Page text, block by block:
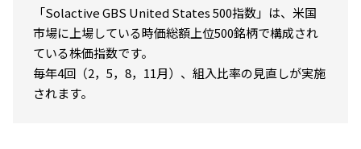
決算カレンダー
海外休日カレンダー
投資信託新商品のご案内
マーケットレポート
コラム
資産形成サービス
Nダイレクト
サステナビリティTOP
サステナビリティ経営
ニッセイアセットについて
ニッセイアセットについてTOP
「Solactive GBS United States 500指数」は、⽶国
市場に上場している時価総額上位500銘柄で構成され
ている株価指数です。
毎年4回（2，5，8，11⽉）、組⼊⽐率の⾒直しが実施
されます。